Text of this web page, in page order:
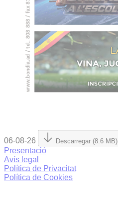
06-08-26 Descarregar (8.6 MB)
Presentació
Avís legal
Política de Privacitat
Política de Cookies